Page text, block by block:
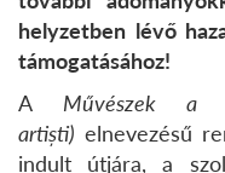
helyzetben lévő
támogatásához!
A Művészek a
artiști) elnevezésű
indult útjára, a